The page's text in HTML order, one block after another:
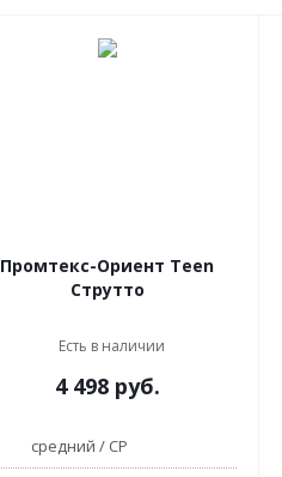
Промтекс-Ориент Teen
Струтто
Есть в наличии
4 498руб.
средний / СР